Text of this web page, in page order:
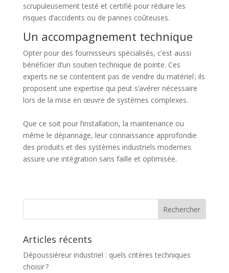
scrupuleusement testé et certifié pour réduire les
risques d’accidents ou de pannes coûteuses.
Un accompagnement technique
Opter pour des fournisseurs spécialisés, c’est aussi
bénéficier d’un soutien technique de pointe. Ces
experts ne se contentent pas de vendre du matériel ; ils
proposent une expertise qui peut s’avérer nécessaire
lors de la mise en œuvre de systèmes complexes.
Que ce soit pour l’installation, la maintenance ou
même le dépannage, leur connaissance approfondie
des produits et des systèmes industriels modernes
assure une intégration sans faille et optimisée.
Articles récents
Dépoussiéreur industriel : quels critères techniques
choisir ?